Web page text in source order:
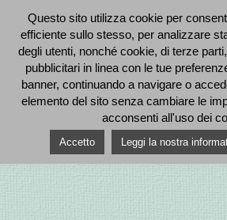
Questo sito utilizza cookie per
efficiente sullo stesso, per analizzare
degli utenti, nonché cookie, di terze
pubblicitari in linea con le tue
banner, continuando a navigare o
elemento del sito senza cambiare le
acconsenti all'uso dei
Accetto Leggi la nostra